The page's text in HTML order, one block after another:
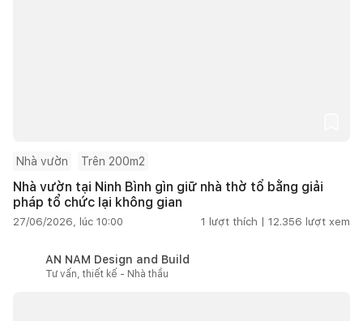
Nhà vườn Trên 200m2
Nhà vườn tại Ninh Bình gìn giữ nhà thờ tổ bằng giải
pháp tổ chức lại không gian
27/06/2026, lúc 10:00 1 lượt thích | 12.356 lượt xem
AN NAM Design and Build
Tư vấn, thiết kế - Nhà thầu